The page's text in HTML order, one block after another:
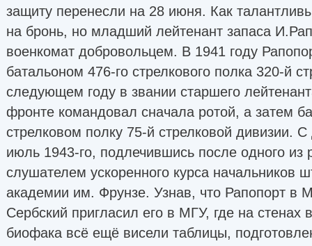
защиту перенесли на 28 июня. Как
на бронь, но младший лейтенант запаса
военкомат добровольцем. В 1941 году
батальоном 476-го стрелкового полка 320-й
следующем году в звании старшего
фронте командовал сначала ротой, а затем
стрелковом полку 75-й стрелковой дивизии.
июль 1943-го, подлечившись после одного из
слушателем ускоренного курса начальников
академии им. Фрунзе. Узнав, что Рапопорт в
Сербский пригласил его в МГУ, где на стенах
биофака всё ещё висели таблицы,